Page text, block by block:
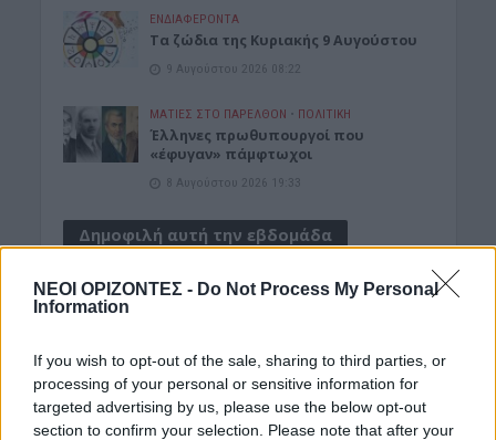
ΝΕΟΙ ΟΡΙΖΟΝΤΕΣ - Do Not Process My Personal
Information
If you wish to opt-out of the sale, sharing to third parties, or
processing of your personal or sensitive information for
targeted advertising by us, please use the below opt-out
section to confirm your selection. Please note that after your
ΕΝΔΙΑΦΕΡΟΝΤΑ
Τα ζώδια της Κυριακής 9 Αυγούστου
9 Αυγούστου 2026 08:22
ΜΑΤΙΕΣ ΣΤΟ ΠΑΡΕΛΘΟΝ • ΠΟΛΙΤΙΚΗ
Έλληνες πρωθυπουργοί που
«έφυγαν» πάμφτωχοι
8 Αυγούστου 2026 19:33
Δημοφιλή αυτή την εβδομάδα